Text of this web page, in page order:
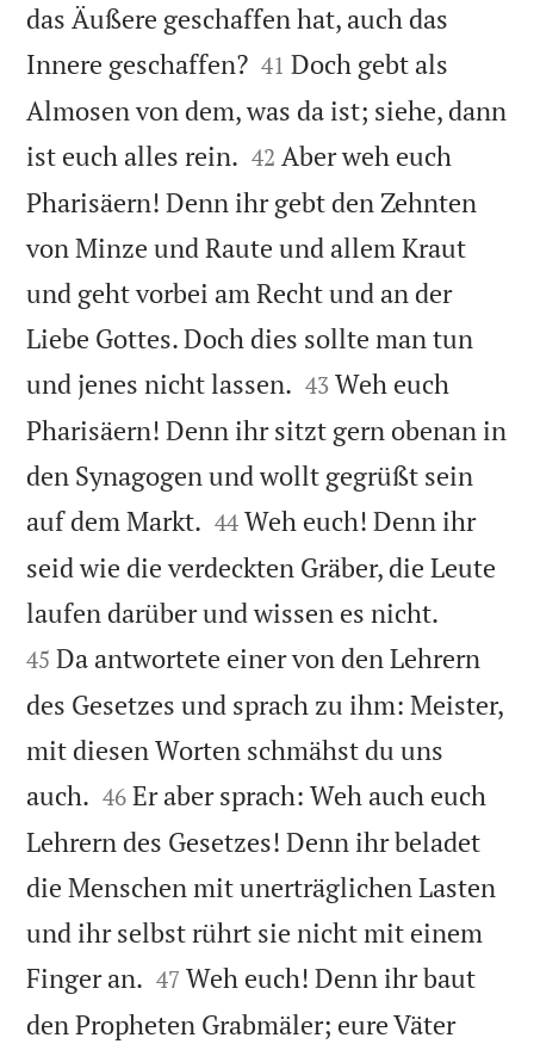
das Äußere geschaffen hat, auch das
Innere geschaffen?
41 Doch gebt als
Almosen von dem, was da ist; siehe, dann
ist euch alles rein. 

42 Aber weh euch
Pharisäern! Denn ihr gebt den Zehnten
von Minze und Raute und allem Kraut
und geht vorbei am Recht und an der
Liebe Gottes. Doch dies sollte man tun
und jenes nicht lassen. 

43 Weh euch
Pharisäern! Denn ihr sitzt gern obenan in
den Synagogen und wollt gegrüßt sein
auf dem Markt. 

44 Weh euch! Denn ihr
seid wie die verdeckten Gräber, die Leute
laufen darüber und wissen es nicht.
45 Da antwortete einer von den Lehrern
des Gesetzes und sprach zu ihm: Meister,
mit diesen Worten schmähst du uns
auch. 

46 Er aber sprach: Weh auch euch
Lehrern des Gesetzes! Denn ihr beladet
die Menschen mit unerträglichen Lasten
und ihr selbst rührt sie nicht mit einem
Finger an. 

47 Weh euch! Denn ihr baut
den Propheten Grabmäler; eure Väter